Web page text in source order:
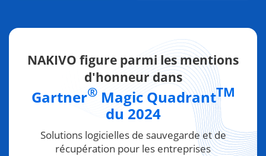
NAKIVO figure parmi les mentions
d'honneur dans
Gartner®Magic QuadrantTM
du 2024
Solutions logicielles de sauvegarde et de
récupération pour les entreprises